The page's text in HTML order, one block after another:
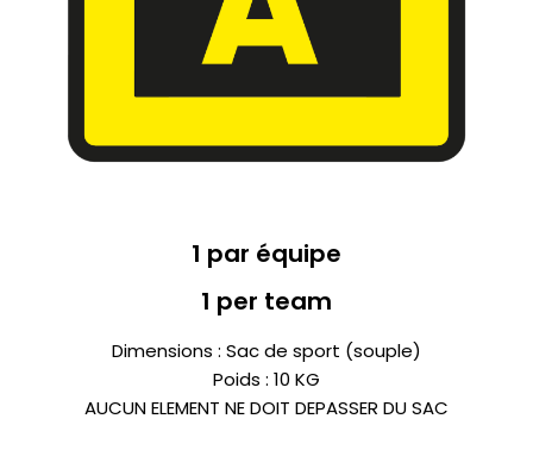
1 par équipe
1 per team
Dimensions : Sac de sport (souple)
Poids : 10 KG
AUCUN ELEMENT NE DOIT DEPASSER DU SAC